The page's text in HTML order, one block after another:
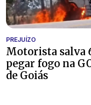
PREJUÍZO
Motorista salva
pegar fogo na
de Goiás